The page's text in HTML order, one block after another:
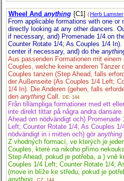
Wheel And anything [C1] (Herb Lamster
From applicable formations with one or
directly looking at any other dancers.
if necessary, and) Promenade 1/4 on
Counter Rotate 1/4; As Couples 1/4
center if necessary, and) do the
Aus passenden Formationen mit einem
Couples, welche keine anderen Tänzer
Couples tanzen (Step Ahead, falls
der Außenseite (As Couples 1/4 Left;
1/4 In). Die Anderen (gehen, falls
den anything Call. DE: 144
Från tillämpliga formationer med ett
inte direkt tittar på några andra
Ahead om nödvändigt och)
Left; Counter Rotate 1/4; As Couples
nödvändigt in i mitten och) gör anything
Z vhodných formací, ve kterých je
Couples, které na nikoho přímo
Step Ahead, pokud je potřeba, a ) vně
Couples 1/4 Left; Counter Rotate 1/4;
(move in blíže ke středu, pokud je
anything